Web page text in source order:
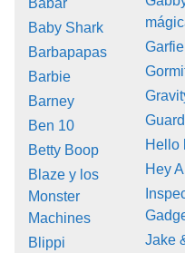
Babar
Baby Shark
Barbapapas
Barbie
Barney
Ben 10
Betty Boop
Blaze y los
Monster
Machines
Blippi
Hello
Hey
Jake